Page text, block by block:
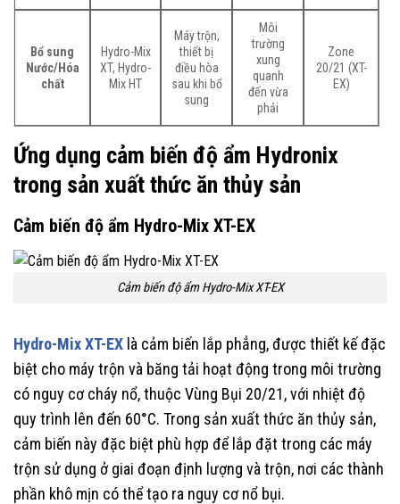
Bổ sung
Nước/Hóa
chất
Hydro-Mix
XT, Hydro-
Mix HT
Máy trộn,
thiết bị
điều hòa
sau khi bổ
sung
Môi
trường
xung
quanh
đến vừa
phải
Zone
20/21 (XT-
EX)
Ứng dụng cảm biến độ ẩm Hydronix
trong sản xuất thức ăn thủy sản
Cảm biến độ ẩm Hydro-Mix XT-EX
Cảm biến độ ẩm Hydro-Mix XT-EX
Hydro-Mix XT-EX là cảm biến lắp phẳng, được thiết kế đặc
biệt cho máy trộn và băng tải hoạt động trong môi trường
có nguy cơ cháy nổ, thuộc Vùng Bụi 20/21, với nhiệt độ
quy trình lên đến 60°C. Trong sản xuất thức ăn thủy sản,
cảm biến này đặc biệt phù hợp để lắp đặt trong các máy
trộn sử dụng ở giai đoạn định lượng và trộn, nơi các thành
phần khô mịn có thể tạo ra nguy cơ nổ bụi.